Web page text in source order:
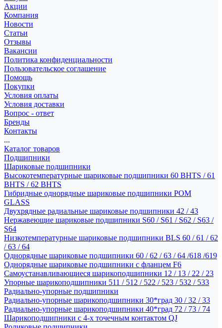
Акции
Компания
Новости
Статьи
Отзывы
Вакансии
Политика конфиденциальности
Пользовательское соглашение
Помощь
Покупки
Условия оплаты
Условия доставки
Вопрос - ответ
Бренды
Контакты
...
Каталог товаров
Подшипники
Шариковые подшипники
Высокотемпературные шариковые подшипники 60 BHTS / 61
BHTS / 62 BHTS
Гибридные однорядные шариковые подшипники POM
GLASS
Двухрядные радиальные шариковые подшипники 42 / 43
Нержавеющие шариковые подшипники S60 / S61 / S62 / S63 /
S64
Низкотемпературные шариковые подшипники BLS 60 / 61 / 62
/ 63 / 64
Однорядные шариковые подшипники 60 / 62 / 63 / 64 /618 /619
Однорядные шариковые подшипники с фланцем F6
Самоустанавливающиеся шарикоподшипники 12 / 13 / 22 / 23
Упорные шарикоподшипники 511 / 512 / 522 / 523 / 532 / 533
Радиально-упорные подшипники
Радиально-упорные шарикоподшипники 30*град 30 / 32 / 33
Радиально-упорные шарикоподшипники 40*град 72 / 73 / 74
Шарикоподшипники с 4-х точечным контактом QJ